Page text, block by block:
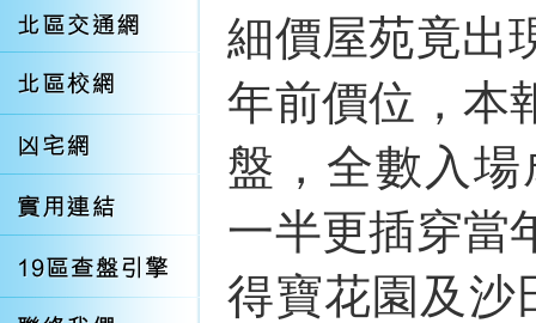
細價屋苑竟出
年前價位，本
盤，全數入
一半更插穿當
得寶花園及沙